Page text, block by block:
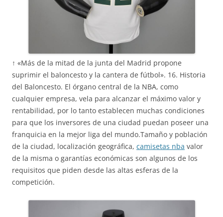
↑ «Más de la mitad de la junta del Madrid propone
suprimir el baloncesto y la cantera de fútbol». 16. Historia
del Baloncesto. El órgano central de la NBA, como
cualquier empresa, vela para alcanzar el máximo valor y
rentabilidad, por lo tanto establecen muchas condiciones
para que los inversores de una ciudad puedan poseer una
franquicia en la mejor liga del mundo.Tamaño y población
de la ciudad, localización geográfica, camisetas nba valor
de la misma o garantías económicas son algunos de los
requisitos que piden desde las altas esferas de la
competición.